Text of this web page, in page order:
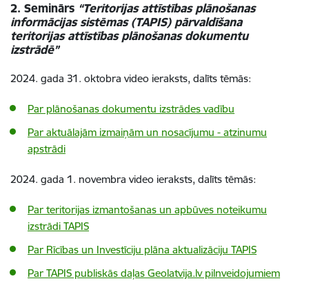
2. Seminārs “Teritorijas attīstības plānošanas
informācijas sistēmas (TAPIS) pārvaldīšana
teritorijas attīstības plānošanas dokumentu
izstrādē”
2024. gada 31. oktobra video ieraksts, dalīts tēmās:
Par plānošanas dokumentu izstrādes vadību
Par aktuālajām izmaiņām un nosacījumu - atzinumu
apstrādi
2024. gada 1. novembra video ieraksts, dalīts tēmās:
Par teritorijas izmantošanas un apbūves noteikumu
izstrādi TAPIS
Par Rīcības un Investīciju plāna aktualizāciju TAPIS
Par TAPIS publiskās daļas Geolatvija.lv pilnveidojumiem